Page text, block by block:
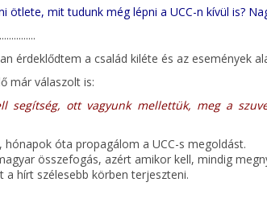
ötlete, mit tudunk még lépni a UCC-n kívül is?
érdeklődtem a család kiléte és az események
már válaszolt is:
segítség, ott vagyunk mellettük, meg a
hónapok óta propagálom a UCC-s megoldást.
összefogás, azért amikor kell, mindig
a hírt szélesebb körben terjeszteni.